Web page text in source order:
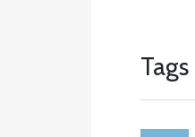
Tags